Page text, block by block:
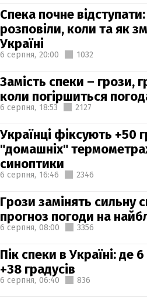
Спека почне
розповіли, коли та як
Україні
6 серпня, 20:00 1032
Замість спеки – грози,
коли погіршиться
6 серпня, 18:53 2127
Українці фіксують +50
"домашніх"
синоптики
6 серпня, 16:46 2346
Грози замінять сильну
прогноз погоди на
6 серпня, 08:00 3356
Пік спеки в Україні: де
+38 градусів
6 серпня, 06:40 836